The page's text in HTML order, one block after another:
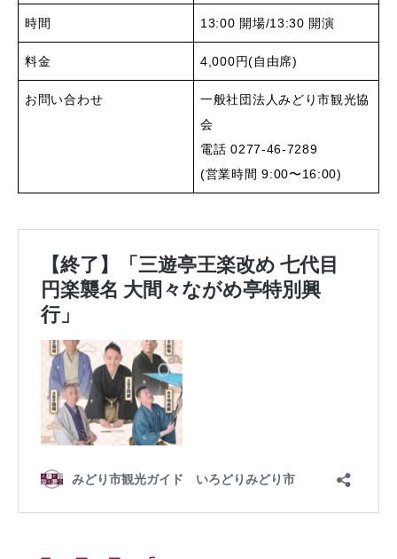
時間 13:00 開場/13:30 開演
料金 4,000円(自由席)
お問い合わせ
一般社団法人みどり市観光協
会
電話 0277-46-7289
(営業時間 9:00〜16:00)